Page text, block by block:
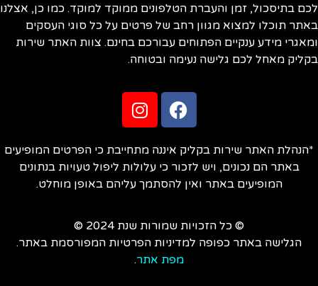
לכם בתיסכול, זמן והעברת הטלפונים ממוקד למוקד. כמו כן, אצלנו
באתר תוכלו למצוא מגוון רחב של פרטים על כל סוגי העסקים
ומאגרי מידע ענקיים הפתוחים עבורכם בחינם. צוות האתר שירות
בקליק מאחל לכם גלישה נעימה ובטוחה.
*הנהלת האתר שירות בקליק איננה מתחייבת כי הפרטים המופיעים
באתר הם נכונים, ויש לזכור כי עלולות ליפול טעויות בנתונים
המופיעים באתר ואין להסתמך עליהם באופן מוחלט.
© כל הזכויות שמורות שנת 2024 ©
הגלישה באתר כפופה למדיניות הפרטיות המפורסמת באתר.
מפת אתר.